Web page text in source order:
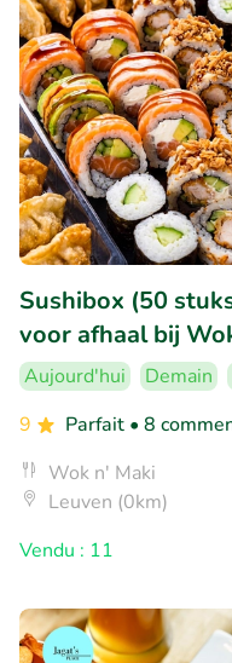
Sushibox (50
voor afhaal bij
Aujourd'hui Demain
9
Parfait • 8
Wok n' Maki
Leuven (0km)
Vendu : 11